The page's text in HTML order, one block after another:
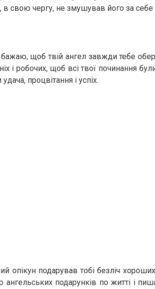
свою чергу, не змушував його за себе
щоб твій ангел завжди тебе
і робочих, щоб всі твої починання
процвітання і успіх.
опікун подарував тобі безліч
ангельських подарунків по житті і